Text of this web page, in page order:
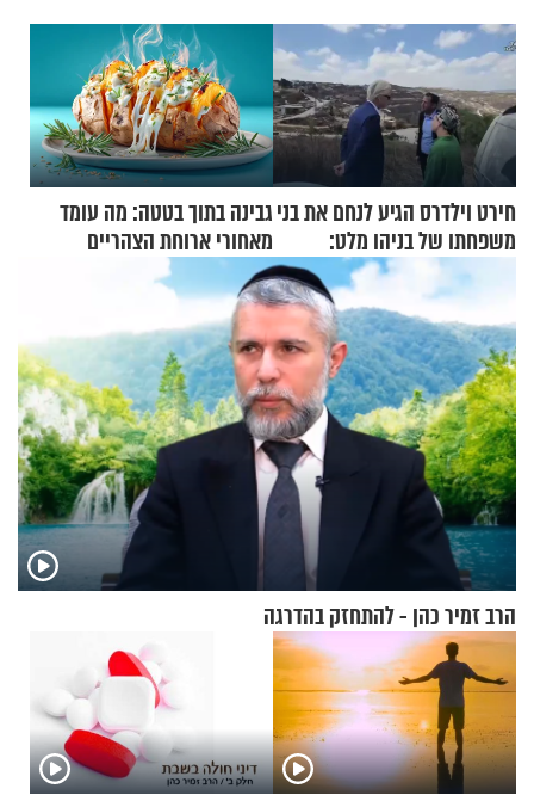
חירט וילדרס הגיע לנחם את בני
משפחתו של בניהו מלט:
"מיליונים באירופה תומכים
בכם"
גבינה בתוך בטטה: מה עומד
מאחורי ארוחת הצהריים
שכבשה את הרשת?
הרב זמיר כהן - להתחזק בהדרגה